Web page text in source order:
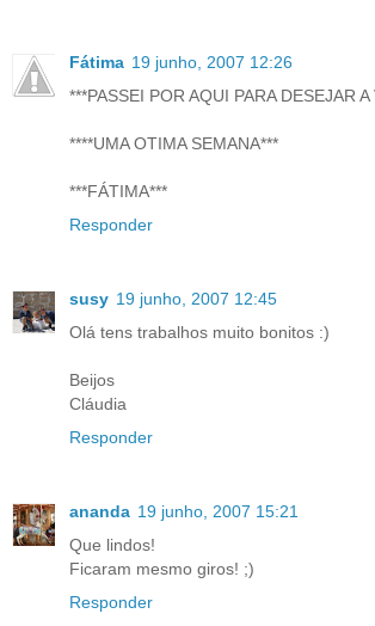
Fátima 19 junho, 2007 12:26
***PASSEI POR AQUI PARA DESEJAR A
****UMA OTIMA SEMANA***
***FÁTIMA***
Responder
susy 19 junho, 2007 12:45
Olá tens trabalhos muito bonitos :)
Beijos
Cláudia
Responder
ananda 19 junho, 2007 15:21
Que lindos!
Ficaram mesmo giros! ;)
Responder